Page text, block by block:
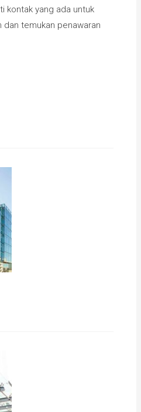
kontak yang ada untuk
temukan penawaran